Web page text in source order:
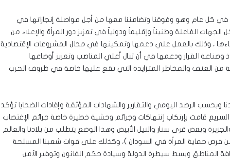
كل عام وهو وفوقنا وتضامننا معها من أجل مواصلة إنجازاتها في
الفاعلة وطنيناً وإقليماً ودولياً في تعزيز دور المرأة والإعلاء من
، وذلك بالعمل علي دعمها وتمكينها في مجال المشروعات الإقتصادية
وصناعة القرار ودعمها في أن تنال أعلي المناصب وتعزيز أوضاعها
من العنف والمخاطر المتزايدة التي تقع عليها خاصة في ظروف الحرب
وبحسب الرصد اليومي والتقارير والشهادات المؤثقة وإفادات الضحايا تؤكد
السريع قامت بإرتكاب إنتهاكات وجرائم وحشية خطيرة خاصة جرائم الإغتصاب
وبعض قرى سنار والنيل الأبيض وهذا الوضع يتطلب من بلادنا والعالم
من فرص حماية المرأة في السودان )، وكذلك على قوات شعبنا المسلحة
المناطق وبسط سيطرة الدولة وسيادة حكم القانون وتوفير الأمن